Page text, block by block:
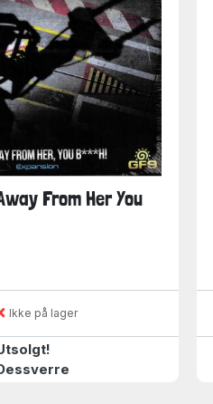
From Her You
Ikke på lager